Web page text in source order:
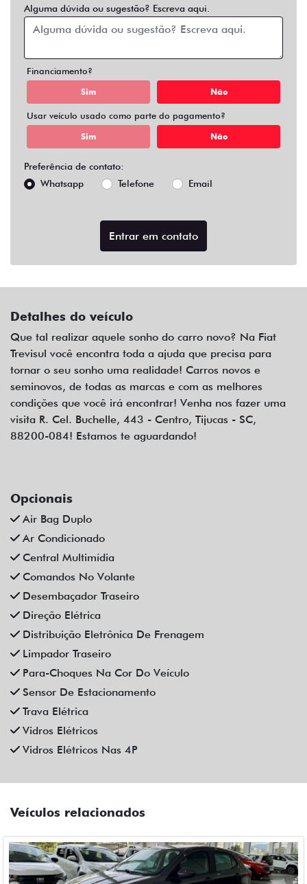
Alguma dúvida ou sugestão? Escreva aqui.
Financiamento?
Sim Não
Usar veículo usado como parte do pagamento?
Sim Não
Preferência de contato:
Whatsapp
Telefone Email
Entrar em contato
Detalhes do veículo
Que tal realizar aquele sonho do carro novo? Na Fiat
Trevisul você encontra toda a ajuda que precisa para
tornar o seu sonho uma realidade! Carros novos e
seminovos, de todas as marcas e com as melhores
condições que você irá encontrar! Venha nos fazer uma
visita R. Cel. Buchelle, 443 - Centro, Tijucas - SC,
88200-084! Estamos te aguardando!
Opcionais
Air Bag Duplo
Ar Condicionado
Central Multimídia
Comandos No Volante
Desembaçador Traseiro
Direção Elétrica
Distribuição Eletrônica De Frenagem
Limpador Traseiro
Para-Choques Na Cor Do Veículo
Sensor De Estacionamento
Trava Elétrica
Vidros Elétricos
Vidros Elétricos Nas 4P
Veículos relacionados